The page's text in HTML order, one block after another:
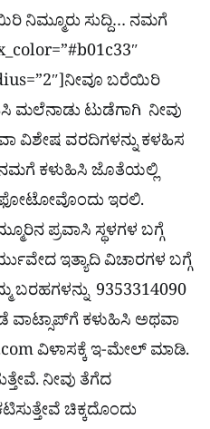
ನಿಮ್ಮೂರು ಸುದ್ದಿ… ನಮಗೆ
ಬರೆಯಿರಿ
ಮಲೆನಾಡು ಟುಡೆಗಾಗಿ ನೀವು
ವಿಶೇಷ ವರದಿಗಳನ್ನು ಕಳಹಿಸ
ನಮಗೆ ಕಳುಹಿಸಿ ಜೊತೆಯಲ್ಲಿ
ಫೋಟೋವೊಂದು ಇರಲಿ.
ಪ್ರವಾಸಿ ಸ್ಥಳಗಳ ಬಗ್ಗೆ
ಇತ್ಯಾದಿ ವಿಚಾರಗಳ ಬಗ್ಗೆ
9353314090
ಕಳುಹಿಸಿ ಅಥವಾ
ವಿಳಾಸಕ್ಕೆ ಇ-ಮೇಲ್ ಮಾಡಿ.
ನೀವು ತೆಗೆದ
ಚಿಕ್ಕದೊಂದು